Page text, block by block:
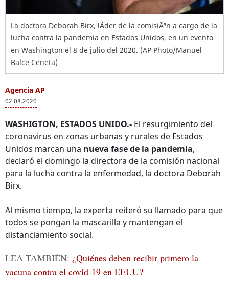
La doctora Deborah Birx, lÃ­der de la comisiÃ³n a cargo de la
lucha contra la pandemia en Estados Unidos, en un evento
en Washington el 8 de julio del 2020. (AP Photo/Manuel
Balce Ceneta)
Agencia AP
02.08.2020
WASHIGTON, ESTADOS UNIDO.- El resurgimiento del
coronavirus en zonas urbanas y rurales de Estados
Unidos marcan una nueva fase de la pandemia,
declaró el domingo la directora de la comisión nacional
para la lucha contra la enfermedad, la doctora Deborah
Birx.
Al mismo tiempo, la experta reiteró su llamado para que
todos se pongan la mascarilla y mantengan el
distanciamiento social.
LEA TAMBIÉN: ¿Quiénes deben recibir primero la
vacuna contra el covid-19 en EEUU?